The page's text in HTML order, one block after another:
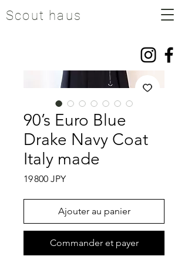
Scout haus
90’s Euro Blue
Drake Navy Coat
Italy made
19 800 JPYPrix
Ajouter au panier
Commander et payer